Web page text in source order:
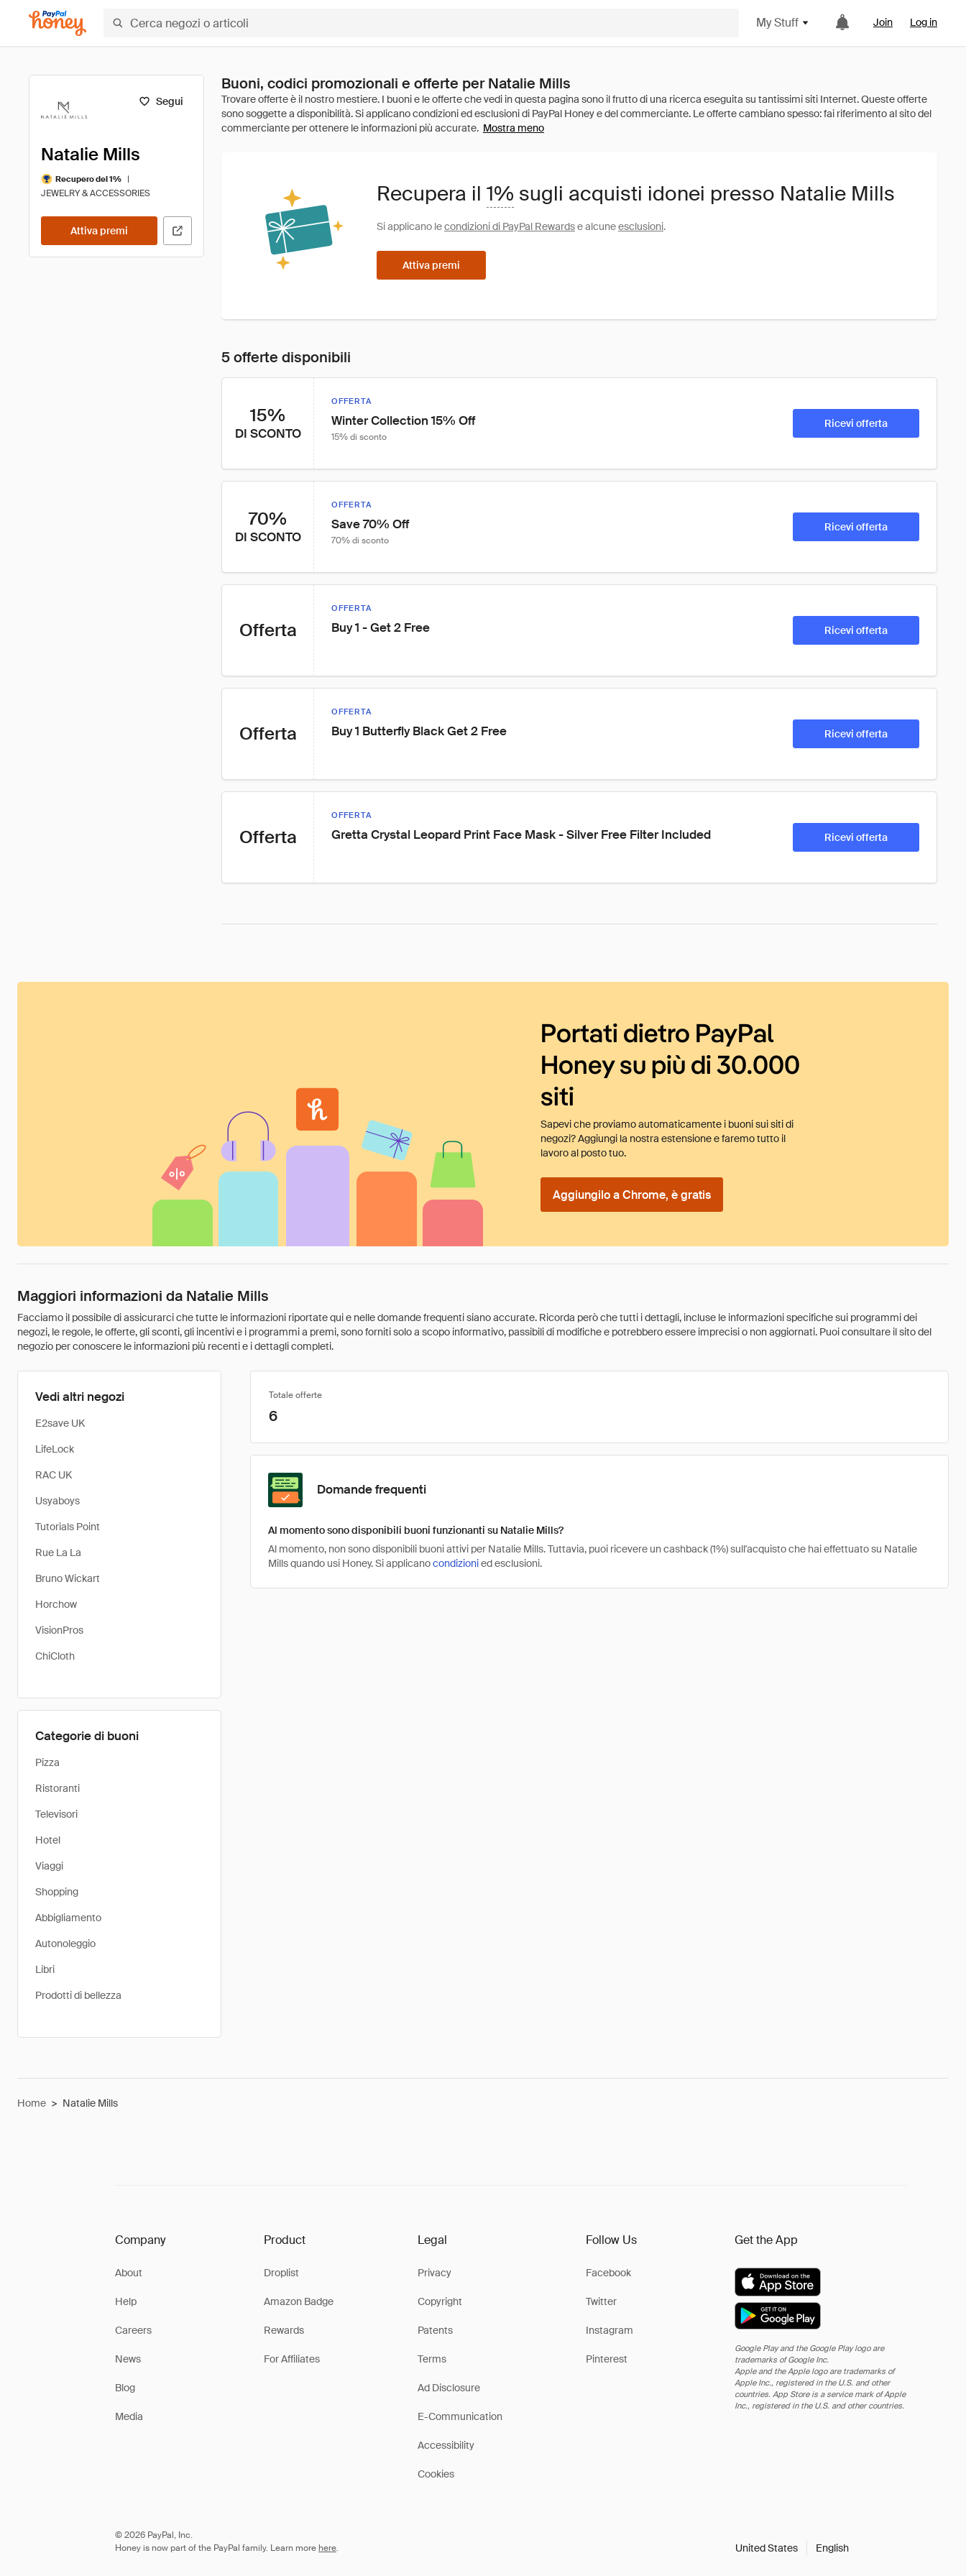
My Stuff Join Log in
Segui
Natalie Mills
Recupero del 1%
|
JEWELRY & ACCESSORIES
Attiva premi
Buoni, codici promozionali e offerte per Natalie Mills
Mostra meno
Recupera il 1% sugli acquisti idonei presso Natalie Mills
Si applicano lecondizioni di PayPal Rewardse alcuneesclusioni.
Attiva premi
5 offerte disponibili
15%
DI SCONTO
OFFERTA
Winter Collection 15% Off
15% di sconto
Ricevi offerta
70%
DI SCONTO
OFFERTA
Save 70% Off
70% di sconto
Ricevi offerta
Offerta
OFFERTA
Buy 1 - Get 2 Free Ricevi offerta
Offerta
OFFERTA
Buy 1 Butterfly Black Get 2 Free Ricevi offerta
Offerta
OFFERTA
Gretta Crystal Leopard Print Face Mask - Silver Free Filter Included Ricevi offerta
Portati dietro PayPal
Honey su più di 30.000
siti
Sapevi che proviamo automaticamente i buoni sui siti di
negozi? Aggiungi la nostra estensione e faremo tutto il
lavoro al posto tuo.
Aggiungilo a Chrome, è gratis
Maggiori informazioni da Natalie Mills
Facciamo il possibile di assicurarci che tutte le informazioni riportate qui e nelle domande frequenti siano accurate. Ricorda però che tutti i dettagli, incluse le informazioni specifiche sui programmi dei
negozi, le regole, le offerte, gli sconti, gli incentivi e i programmi a premi, sono forniti solo a scopo informativo, passibili di modifiche e potrebbero essere imprecisi o non aggiornati. Puoi consultare il sito del
negozio per conoscere le informazioni più recenti e i dettagli completi.
Vedi altri negozi
E2save UK
LifeLock
RAC UK
Usyaboys
Tutorials Point
Rue La La
Bruno Wickart
Horchow
VisionPros
ChiCloth
Categorie di buoni
Pizza
Ristoranti
Televisori
Hotel
Viaggi
Shopping
Abbigliamento
Autonoleggio
Libri
Prodotti di bellezza
Totale offerte
6
Domande frequenti
Al momento sono disponibili buoni funzionanti su Natalie Mills?
Al momento, non sono disponibili buoni attivi per Natalie Mills. Tuttavia, puoi ricevere un cashback (1%) sull'acquisto che hai effettuato su Natalie
Mills quando usi Honey. Si applicanocondizionied esclusioni.
Home > Natalie Mills
Company
About
Help
Careers
News
Blog
Media
Product
Droplist
Amazon Badge
Rewards
For Affiliates
Legal
Privacy
Copyright
Patents
Terms
Ad Disclosure
E-Communication
Accessibility
Cookies
Follow Us
Facebook
Twitter
Instagram
Pinterest
Get the App
Google Play and the Google Play logo are
trademarks of Google Inc.
Apple and the Apple logo are trademarks of
Apple Inc., registered in the U.S. and other
countries. App Store is a service mark of Apple
Inc., registered in the U.S. and other countries.
© 2026 PayPal, Inc.
Honey is now part of the PayPal family. Learn more here. United States English